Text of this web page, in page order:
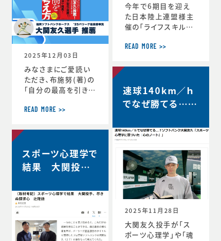
性・何にフォーカスす
困難などんな状況下
2025年12月03日
みなさまにご愛読い
ただき、布施努(著)の
「自分の最高を引き出
ツ心理学博士が語る
の違い」は、続々と重
決定しました。第4版
からの帯には、ソフト
バンクホークス大関
葉もいただいていま
す！この本が、より多く
のみなさまのお役に
立つことができれば
と願っております。■
READ MORE >>
今年で6期目を迎え
た日本陸上連盟様主
催の「ライフスキルト
トしています。第6期
3名、3年生2名、4年
tps://www.jaaf.o
r.jp/news/articl
e/22881/）が受講生
ます。第一回のトレー
ニングの様子や受講
者のインタビューが
掲載されました。htt
ps://www.jaaf.or.
jp/news/a
READ MORE >>
スポーツ心理学で
結果 大関投手、
日新聞デジタル】
速球140km／ｈ
でなぜ勝てる…？
友久「野球はアー
トとサイエンスで
す」【FRIDAY…
2025年11月28日
大関友久投手が「ス
ポーツ心理学」や「魂